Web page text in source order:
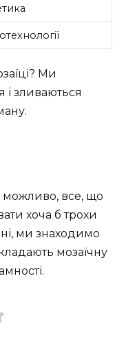
Ми
і зливаються
можливо, все, що
хоча б трохи
ми знаходимо
мозаїчну